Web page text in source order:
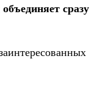
сразу